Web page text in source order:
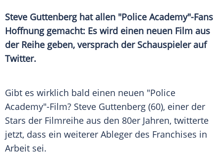
Steve Guttenberg hat allen "Police Academy"-Fans
Hoffnung gemacht: Es wird einen neuen Film aus
der Reihe geben, versprach der Schauspieler auf
Twitter.
Gibt es wirklich bald einen neuen "Police
Academy"-Film? Steve Guttenberg (60), einer der
Stars der Filmreihe aus den 80er Jahren, twitterte
jetzt, dass ein weiterer Ableger des Franchises in
Arbeit sei.